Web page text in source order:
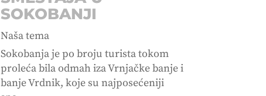
SOKOBANJI
Naša tema
Sokobanja je po broju turista tokom
proleća bila odmah iza Vrnjačke banje i
banje Vrdnik, koje su najposećeniji